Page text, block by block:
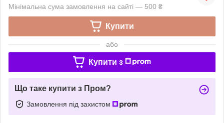
Мінімальна сума замовлення на сайті — 500 ₴
Купити
або
Купити з
Що таке купити з Пром?
Замовлення під захистом